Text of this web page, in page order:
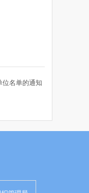
名单的通知